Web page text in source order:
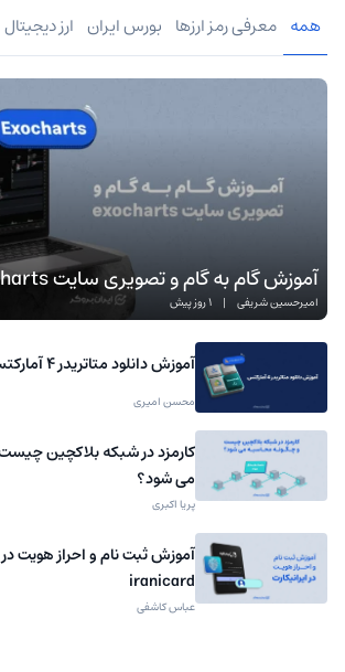
همه معرفی رمز ارزها بورس ایران ارز دیجیتال
آموزش گام به گام و تصویری سایت Exocharts
امیرحسین شریفی | 1 روز پیش
آموزش دانلود متاتریدر 4 آمارکتس
محسن امیری
کارمزد در شبکه بلاکچین
می شود؟
پریا اکبری
آموزش ثبت نام و احراز هویت در
iranicard
عباس کاشفی